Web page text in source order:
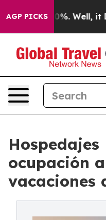
AGP PICKS
40%. Well, it
ocupación
vacaciones